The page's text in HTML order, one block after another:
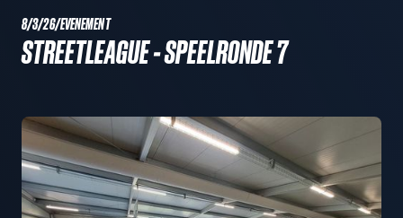
8/3/26/EVENEMENT
STREETLEAGUE - SPEELRONDE 7